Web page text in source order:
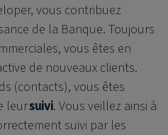
vous contribuez
de la Banque. Toujours
vous êtes en
de nouveaux clients.
(contacts), vous êtes
leursuivi. Vous veillez ainsi à
suivi par les